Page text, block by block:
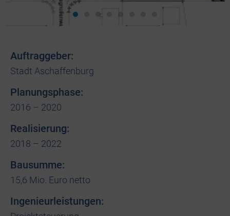
Auftraggeber:
Stadt Aschaffenburg
Planungsphase:
2016 – 2020
Realisierung:
2018 – 2022
Bausumme:
15,6 Mio. Euro netto
Ingenieurleistungen: